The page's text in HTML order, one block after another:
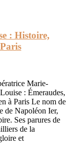
: Histoire,
Marie-
: Émeraudes,
à Paris Le nom de
de Napoléon Ier,
Ses parures de
de la
et